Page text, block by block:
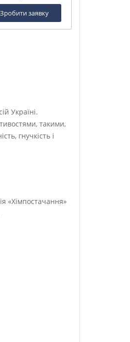
Зробити заявку
Україні.
такими,
гнучкість і
«Хімпостачання»